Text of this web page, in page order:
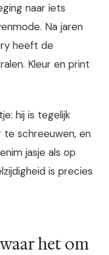
naar iets
Na jaren
heeft de
Kleur en print
hij is tegelijk
te schreeuwen, en
jasje als op
is precies
het om